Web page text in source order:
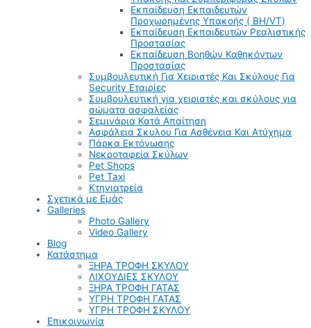
Εκπαίδευση Εκπαιδευτών
Προχωρημένης Υπακοής ( BH/VT)
Εκπαίδευση Εκπαιδευτών Ρεαλιστικής
Προστασίας
Εκπαίδευση Βοηθών Καθηκόντων
Προστασίας
Συμβουλευτική Για Χειριστές Και Σκύλους Για
Security Εταιρίες
Συμβουλευτική για χειριστές και σκύλους για
σώματα ασφαλείας
Σεμινάρια Κατά Απαίτηση
Ασφάλεια Σκυλου Για Ασθένεια Και Ατύχημα
Πάρκα Εκτόνωσης
Νεκροταφεία Σκύλων
Pet Shops
Pet Taxi
Κτηνιατρεία
Σχετικά με Εμάς
Galleries
Photo Gallery
Video Gallery
Blog
Κατάστημα
ΞΗΡΑ ΤΡΟΦΗ ΣΚΥΛΟΥ
ΛΙΧΟΥΔΙΕΣ ΣΚΥΛΟΥ
ΞΗΡΑ ΤΡΟΦΗ ΓΑΤΑΣ
ΥΓΡΗ ΤΡΟΦΗ ΓΑΤΑΣ
ΥΓΡΗ ΤΡΟΦΗ ΣΚΥΛΟΥ
Επικοινωνία